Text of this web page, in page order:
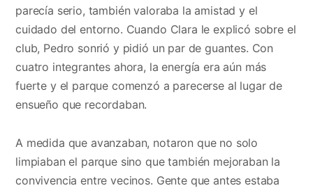
parecía serio, también valoraba la amistad y el
cuidado del entorno. Cuando Clara le explicó sobre el
club, Pedro sonrió y pidió un par de guantes. Con
cuatro integrantes ahora, la energía era aún más
fuerte y el parque comenzó a parecerse al lugar de
ensueño que recordaban.
A medida que avanzaban, notaron que no solo
limpiaban el parque sino que también mejoraban la
convivencia entre vecinos. Gente que antes estaba